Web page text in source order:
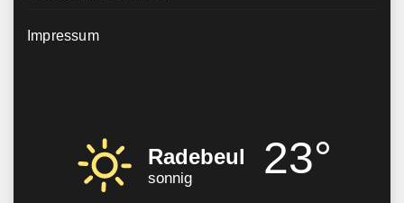
Impressum
Radebeul
sonnig 23°